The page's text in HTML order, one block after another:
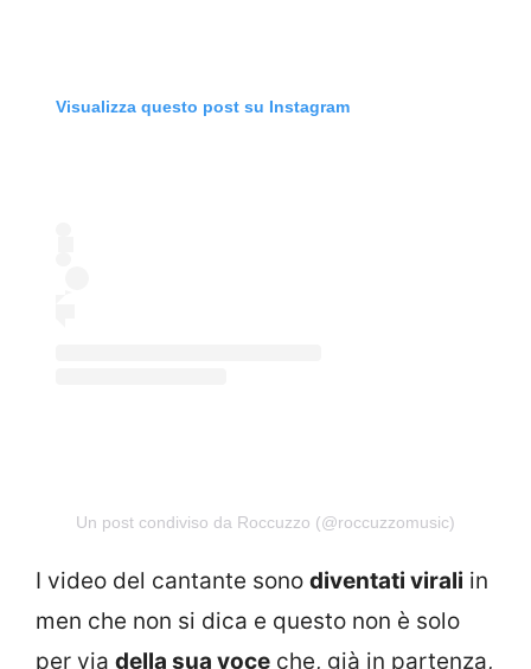
Visualizza questo post su Instagram
Un post condiviso da Roccuzzo (@roccuzzomusic)
I video del cantante sono diventati virali in
men che non si dica e questo non è solo
per via della sua voce che, già in partenza,